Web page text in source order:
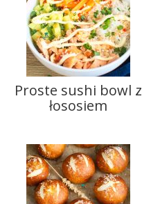
Proste sushi bowl z
łososiem